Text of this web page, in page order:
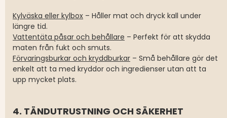
Kylväska eller kylbox – Håller mat och dryck kall under
längre tid.
Vattentäta påsar och behållare – Perfekt för att skydda
maten från fukt och smuts.
Förvaringsburkar och kryddburkar – Små behållare gör det
enkelt att ta med kryddor och ingredienser utan att ta
upp mycket plats.
4. TÄNDUTRUSTNING OCH SÄKERHET